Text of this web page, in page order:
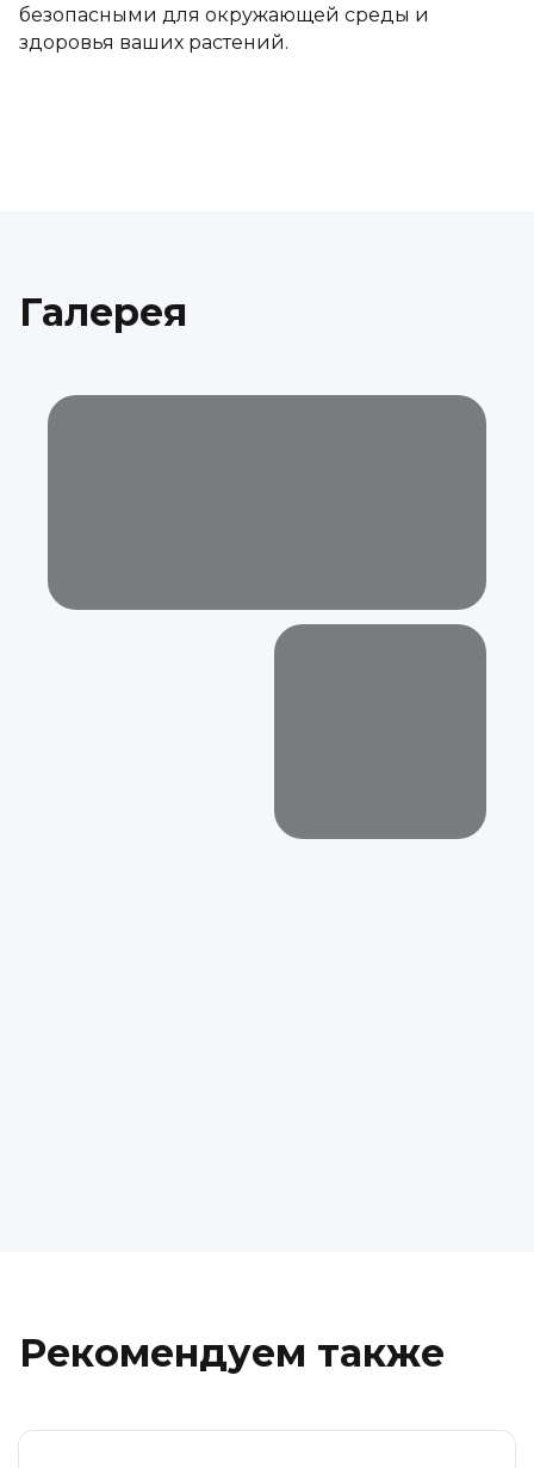
безопасными для окружающей среды и
здоровья ваших растений.
Галерея
Рекомендуем также